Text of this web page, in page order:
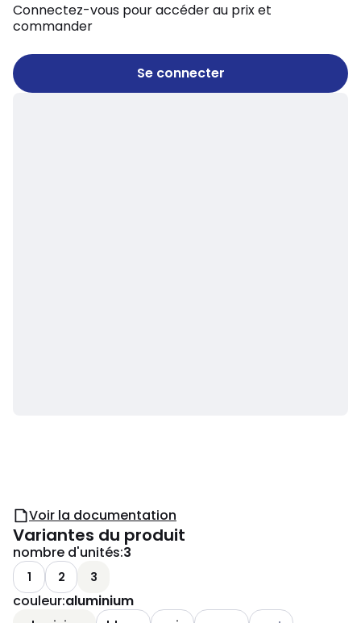
Connectez-vous pour accéder au prix et
commander
Se connecter
Voir la documentation
Variantes du produit
nombre d'unités:3
1 2 3
couleur:aluminium
Voir les options disponibles
Voir les options